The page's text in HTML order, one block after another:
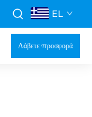
EL
Λάβετε προσφορά